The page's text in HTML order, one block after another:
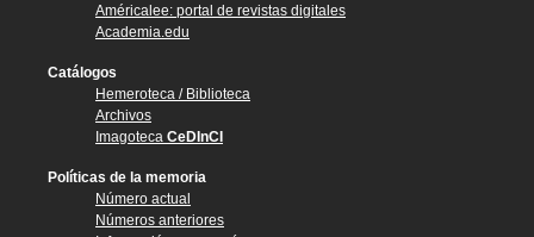
Américalee: portal de revistas digitales
Academia.edu
Catálogos
Hemeroteca / Biblioteca
Archivos
Imagoteca CeDInCI
Políticas de la memoria
Número actual
Números anteriores